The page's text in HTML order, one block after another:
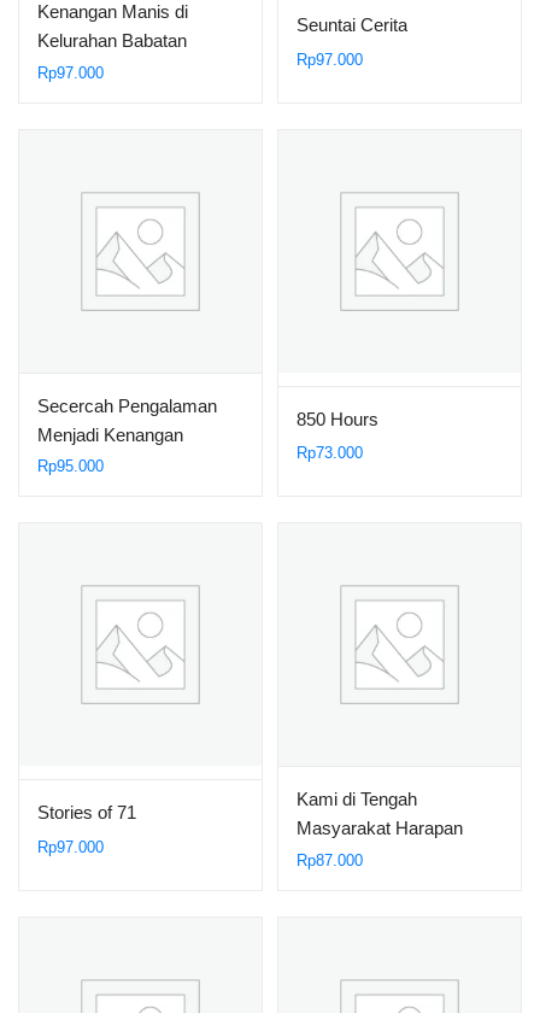
Kenangan Manis di
Kelurahan Babatan
Rp97.000
Seuntai Cerita
Rp97.000
Secercah Pengalaman
Menjadi Kenangan
Rp95.000
850 Hours
Rp73.000
Stories of 71
Rp97.000
Kami di Tengah
Masyarakat Harapan
Makmur
Rp87.000